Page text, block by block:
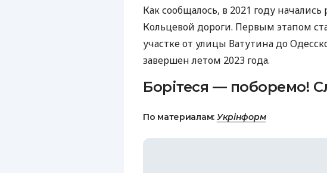
Как сообщалось, в 2021 году
Кольцевой дороги. Первым этапом
участке от улицы Ватутина до
завершен летом 2023 года.
Борітеся — поборемо!
По материалам: Укрінформ